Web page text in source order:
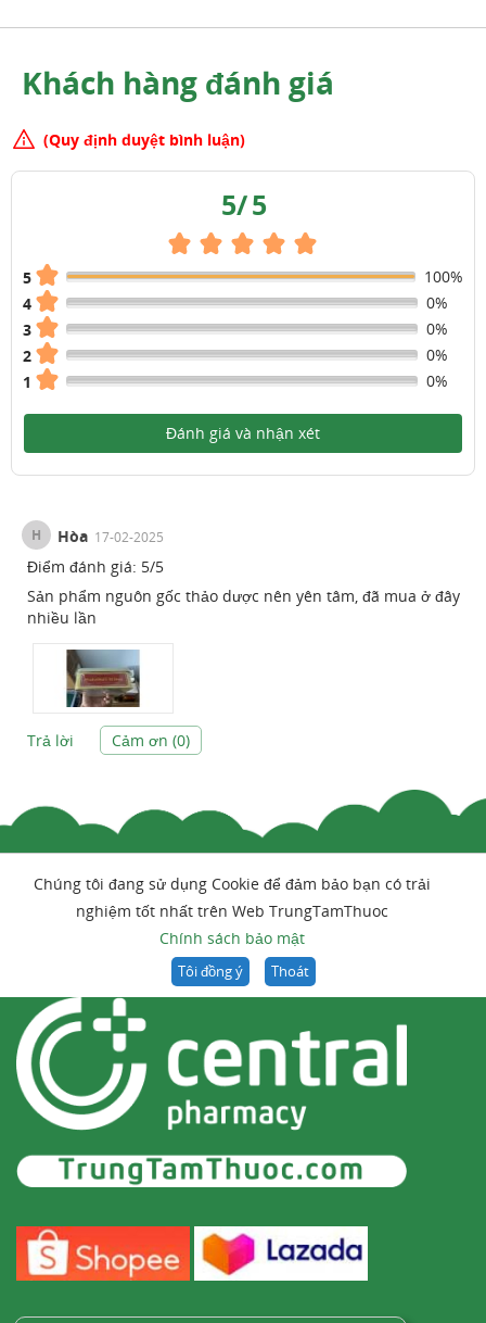
Khách hàng đánh giá
(Quy định duyệt bình luận)
5/5
5
100%
4
0%
3
0%
2
0%
1
0%
Đánh giá và nhận xét
H Hòa 17-02-2025
Điểm đánh giá: 5/5
Sản phẩm nguôn gốc thảo dược nên yên tâm, đã mua ở đây
nhiều lần
Trả lời Cảm ơn (0)
Chúng tôi đang sử dụng Cookie để đảm bảo bạn có trải
nghiệm tốt nhất trên Web TrungTamThuoc
Chính sách bảo mật
Tôi đồng ý Thoát